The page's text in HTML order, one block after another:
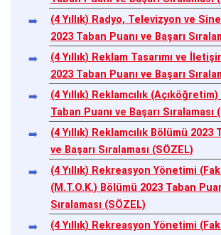
(4 Yıllık) Radyo, Televizyon ve
2023 Taban Puanı ve Başarı
(4 Yıllık) Reklam Tasarımı ve
2023 Taban Puanı ve Başarı
(4 Yıllık) Reklamcılık
Taban Puanı ve Başarı Sıralaması
(4 Yıllık) Reklamcılık Bölümü 2023
ve Başarı Sıralaması (SÖZEL)
(4 Yıllık) Rekreasyon Yönetimi
(M.T.O.K.) Bölümü 2023 Taban
Sıralaması (SÖZEL)
(4 Yıllık) Rekreasyon Yönetimi